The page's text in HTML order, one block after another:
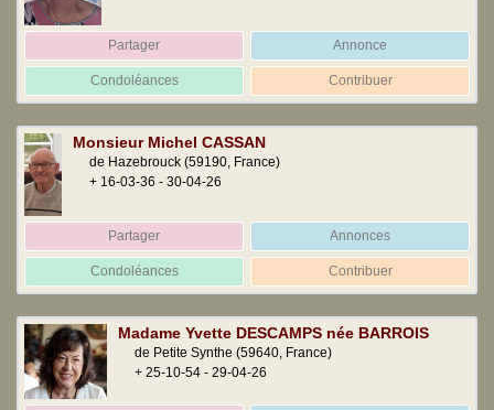
Partager Annonce
Condoléances Contribuer
Monsieur Michel CASSAN
de Hazebrouck (59190, France)
+ 16-03-36 - 30-04-26
Partager Annonces
Condoléances Contribuer
Madame Yvette DESCAMPS née BARROIS
de Petite Synthe (59640, France)
+ 25-10-54 - 29-04-26